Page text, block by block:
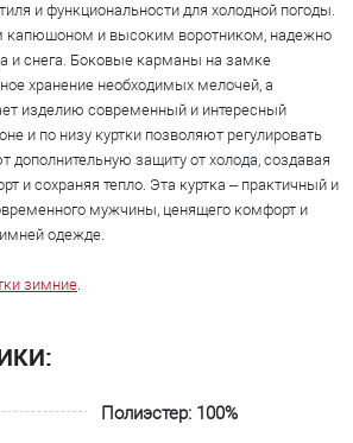
и функциональности для холодной погоды.
капюшоном и высоким воротником, надежно
снега. Боковые карманы на замке
хранение необходимых мелочей, а
изделию современный и интересный
и по низу куртки позволяют регулировать
дополнительную защиту от холода, создавая
и сохраняя тепло. Эта куртка – практичный и
мужчины, ценящего комфорт и
одежде.
зимние.
Полиэстер: 100%